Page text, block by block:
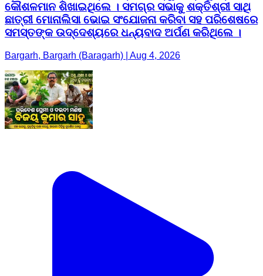
କୌଶଳମାନ ଶିଖାଇଥିଲେ । ସମଗ୍ର ସଭାକୁ ଶକ୍ତିଶ୍ରୀ ସାଥି
ଛାତ୍ରୀ ମୋନାଲିସା ଭୋଇ ସଂଯୋଜନା କରିବା ସହ ପରିଶେଷରେ
ସମସ୍ତଙ୍କ ଉଦ୍ଦେଶ୍ୟରେ ଧନ୍ୟବାଦ ଅର୍ପଣ କରିଥିଲେ ।
Bargarh, Bargarh (Baragarh) | Aug 4, 2026